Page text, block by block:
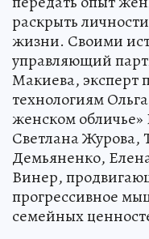
раскрыть
жизни. Своими
управляющий
Макиева, эксперт
технологиям
женском
Светлана Журова,
Демьяненко,
Винер,
прогрессивное
семейных